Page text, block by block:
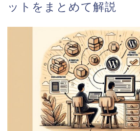
よくある質問
導入事例
お役立ち記事
ットをまとめて解説